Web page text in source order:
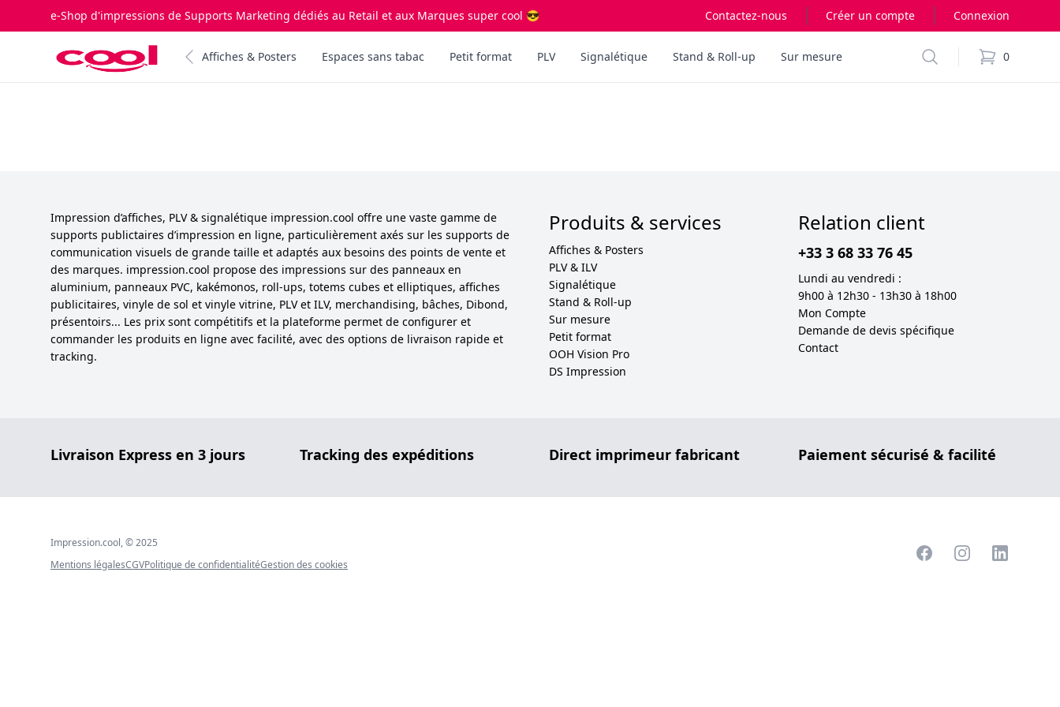
e-Shop d'impressions de Supports Marketing dédiés au Retail et aux Marques super cool 😎 Contactez-nous Créer un compte Connexion
Impression.cool
Affiches & Posters Espaces sans tabac Petit format PLV Signalétique Stand & Roll-up Sur mesure Search 0
items in cart,
Impression d’affiches, PLV & signalétique impression.cool offre une vaste gamme de
supports publictaires d’impression en ligne, particulièrement axés sur les supports de
communication visuels de grande taille et adaptés aux besoins des points de vente et
des marques. impression.cool propose des impressions sur des panneaux en
aluminium, panneaux PVC, kakémonos, roll-ups, totems cubes et elliptiques, affiches
publicitaires, vinyle de sol et vinyle vitrine, PLV et ILV, merchandising, bâches, Dibond,
présentoirs... Les prix sont compétitifs et la plateforme permet de configurer et
commander les produits en ligne avec facilité, avec des options de livraison rapide et
tracking.
Produits & services
Affiches & Posters
PLV & ILV
Signalétique
Stand & Roll-up
Sur mesure
Petit format
OOH Vision Pro
DS Impression
Relation client
+33 3 68 33 76 45
Lundi au vendredi :
9h00 à 12h30 - 13h30 à 18h00
Mon Compte
Demande de devis spécifique
Contact
Livraison Express en 3 jours Tracking des expéditions Direct imprimeur fabricant Paiement sécurisé & facilité
FacebookInstagramLinkedIn
Impression.cool, © 2025
Mentions légalesCGVPolitique de confidentialitéGestion des cookies